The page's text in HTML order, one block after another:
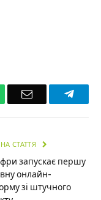
Email
СТАТТЯ
запускає першу
онлайн-
зі штучного